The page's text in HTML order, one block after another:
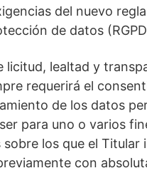
del nuevo
de datos
licitud, lealtad y
requerirá el
de los datos
para uno o varios
sobre los que el Titular
con